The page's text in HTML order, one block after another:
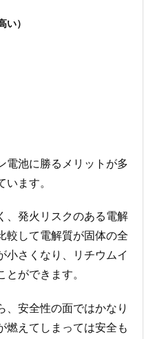
）
電池に勝るメリットが多
ます。
、発火リスクのある電解
較して電解質が固体の全
小さくなり、リチウムイ
ができます。
、安全性の面ではかなり
燃えてしまっては安全も